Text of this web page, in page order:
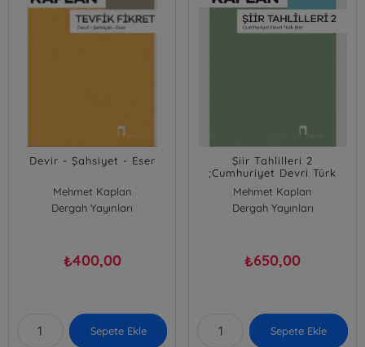
Devir - Şahsiyet - Eser
Mehmet Kaplan
Dergah Yayınları
₺400,00
Sepete Ekle
Şiir Tahlilleri 2
;Cumhuriyet Devri Türk
Mehmet Kaplan
Dergah Yayınları
₺650,00
Sepete Ekle